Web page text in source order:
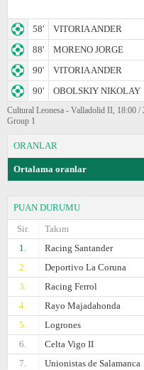
58'
VITORIA ANDER
88'
MORENO JORGE
90'
VITORIA ANDER
90'
OBOLSKIY NIKOLAY
Cultural Leonesa - Valladolid II, 18:00
Group 1
ORANLAR
Ortalama oranlar
PUAN DURUMU
Sir.
Takım
1.
Racing Santander
2.
Deportivo La Coruna
3.
Racing Ferrol
4.
Rayo Majadahonda
5.
Logrones
6.
Celta Vigo II
7.
Unionistas de Salamanca